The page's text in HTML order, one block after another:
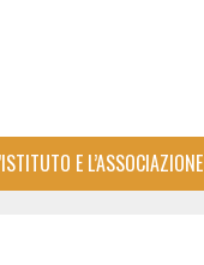
E L’ASSOCIAZIONE